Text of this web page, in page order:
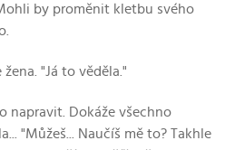
by proměnit kletbu svého
"Já to věděla."
napravit. Dokáže všechno
"Můžeš... Naučíš mě to? Takhle